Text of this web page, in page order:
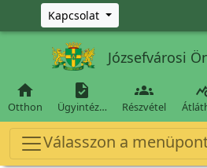
Ugrás a fő tartalomra
Kapcsolat
Józsefvárosi

Otthon

Ügyintéz…

Részvétel
Válasszon a